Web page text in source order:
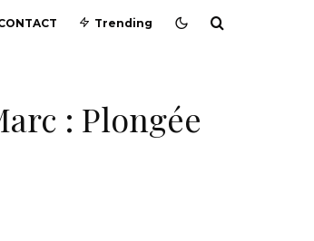
Trending
: Plongée